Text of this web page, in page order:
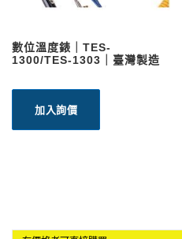
數位溫度錶｜TES-
1300/TES-1303｜臺灣製造
加入詢價